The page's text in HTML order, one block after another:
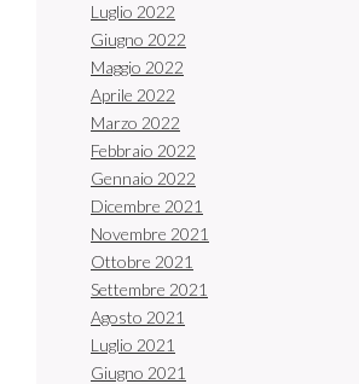
Luglio 2022
Giugno 2022
Maggio 2022
Aprile 2022
Marzo 2022
Febbraio 2022
Gennaio 2022
Dicembre 2021
Novembre 2021
Ottobre 2021
Settembre 2021
Agosto 2021
Luglio 2021
Giugno 2021